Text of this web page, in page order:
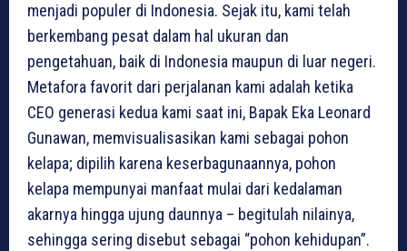
menjadi populer di Indonesia. Sejak itu, kami telah
berkembang pesat dalam hal ukuran dan
pengetahuan, baik di Indonesia maupun di luar negeri.
Metafora favorit dari perjalanan kami adalah ketika
CEO generasi kedua kami saat ini, Bapak Eka Leonard
Gunawan, memvisualisasikan kami sebagai pohon
kelapa; dipilih karena keserbagunaannya, pohon
kelapa mempunyai manfaat mulai dari kedalaman
akarnya hingga ujung daunnya – begitulah nilainya,
sehingga sering disebut sebagai “pohon kehidupan”.